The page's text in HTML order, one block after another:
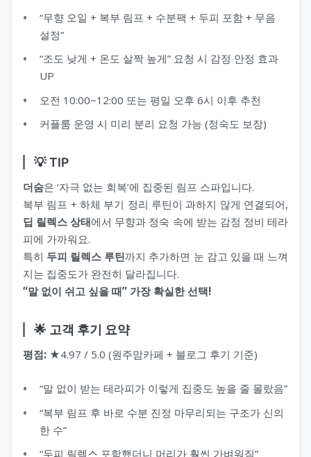
“무향 오일 + 복부 림프 + 수분팩 + 두피 포함 + 무음
설정”
“조도 낮게 + 온도 살짝 높게” 요청 시 감정 안정 효과
UP
오전 10:00~12:00 또는 평일 오후 6시 이후 추천
커플룸 운영 시 미리 분리 요청 가능 (정숙도 보장)
💡 TIP
더숨은 ‘자극 없는 회복’에 집중된 림프 스파입니다.
복부 림프 + 하체 부기 정리 루틴이 과하지 않게 연결되어,
딥 릴렉스 상태에서 무향과 정숙 속에 받는 감정 정비 테라
피에 가까워요.
특히 두피 릴렉스 루틴까지 추가하면 눈 감고 있을 때 느껴
지는 집중도가 완전히 달라집니다.
“말 없이 쉬고 싶을 때” 가장 확실한 선택!
🌟 고객 후기 요약
평점: ★4.97 / 5.0 (원주맘카페 + 블로그 후기 기준)
“말 없이 받는 테라피가 이렇게 집중도 높을 줄 몰랐음”
“복부 림프 후 바로 수분 진정 마무리되는 구조가 신의
한 수”
“두피 릴렉스 포함했더니 머리가 훨씬 가벼워짐”